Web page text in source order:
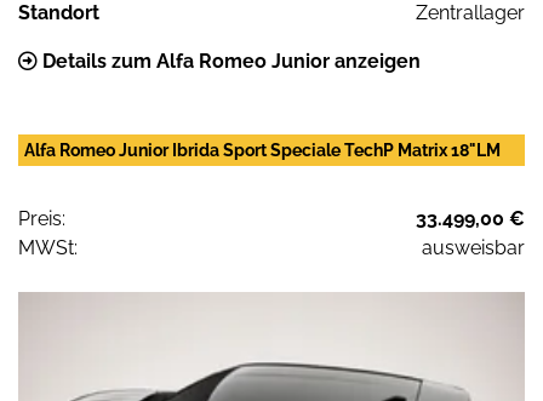
Standort Zentrallager
Details zum Alfa Romeo Junior anzeigen
Alfa Romeo Junior Ibrida Sport Speciale TechP Matrix 18"LM
Preis:
33.499,00 €
MWSt:
ausweisbar